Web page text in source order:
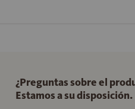
¿Preguntas sobre el
Estamos a su disposición.